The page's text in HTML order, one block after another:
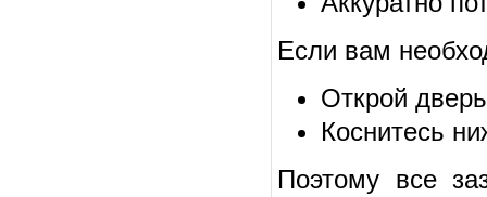
Если вам
Открой
Коснитесь
Поэтому все